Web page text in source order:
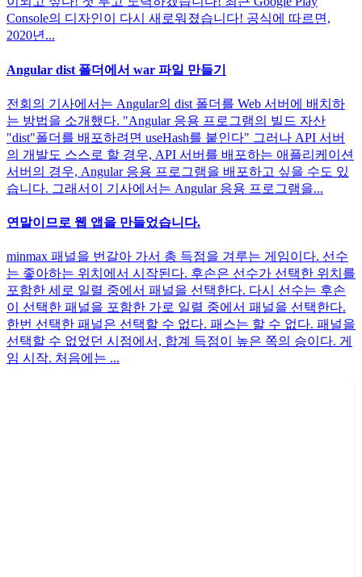
Console의 디자인이 다시 새로워졌습니다! 공식에 따르면,
2020년...
Angular dist 폴더에서 war 파일 만들기
전회의 기사에서는 Angular의 dist 폴더를 Web 서버에 배치하
는 방법을 소개했다. "Angular 응용 프로그램의 빌드 자산
"dist"폴더를 배포하려면 useHash를 붙인다" 그러나 API 서버
의 개발도 스스로 할 경우, API 서버를 배포하는 애플리케이션
서버의 경우, Angular 응용 프로그램을 배포하고 싶을 수도 있
습니다. 그래서이 기사에서는 Angular 응용 프로그램을...
연말이므로 웹 앱을 만들었습니다.
minmax 패널을 번갈아 가서 총 득점을 겨루는 게임이다. 선수
는 좋아하는 위치에서 시작된다. 후손은 선수가 선택한 위치를
포함한 세로 일렬 중에서 패널을 선택한다. 다시 선수는 후손
이 선택한 패널을 포함한 가로 일렬 중에서 패널을 선택한다.
한번 선택한 패널은 선택할 수 없다. 패스는 할 수 없다. 패널을
선택할 수 없었던 시점에서, 합계 득점이 높은 쪽의 승이다. 게
임 시작. 처음에는 ...